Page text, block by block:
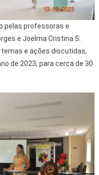
pelas professoras e
e Joelma Cristina S.
e ações discutidas,
de 2023, para cerca de 30